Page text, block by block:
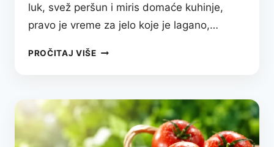
luk, svež peršun i miris domaće kuhinje,
pravo je vreme za jelo koje je lagano,…
PROČITAJ VIŠELETNJE
IZ
RERNE:
ZDRAVO